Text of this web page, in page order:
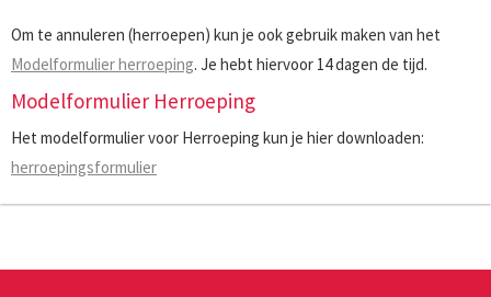
Om te annuleren (herroepen) kun je ook gebruik maken van het
Modelformulier herroeping. Je hebt hiervoor 14 dagen de tijd.
Modelformulier Herroeping
Het modelformulier voor Herroeping kun je hier downloaden:
herroepingsformulier